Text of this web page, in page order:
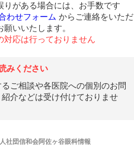
りがある場合には、お手数です
わせフォーム からご連絡をいただ
いいたします。
応は行っておりません
みください
ご相談や各医院への個別のお問
介などは受け付けておりませ
社団信和会阿佐ヶ谷眼科情報